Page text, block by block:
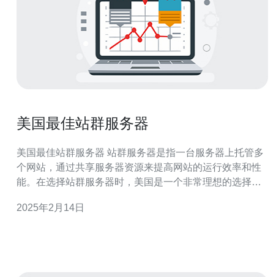
美国最佳站群服务器
美国最佳站群服务器 站群服务器是指一台服务器上托管多
个网站，通过共享服务器资源来提高网站的运行效率和性
能。在选择站群服务器时，美国是一个非常理想的选择。
先进的服务器技术，能够为站群提供良好的支持。 美国最
2025年2月14日